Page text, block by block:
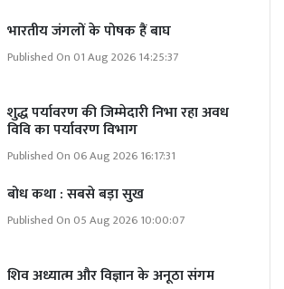
भारतीय जंगलों के पोषक हैं बाघ
Published On 01 Aug 2026 14:25:37
शुद्ध पर्यावरण की जिम्मेदारी निभा रहा अवध
विवि का पर्यावरण विभाग
Published On 06 Aug 2026 16:17:31
बोध कथा : सबसे बड़ा सुख
Published On 05 Aug 2026 10:00:07
शिव अध्यात्म और विज्ञान के अनूठा संगम